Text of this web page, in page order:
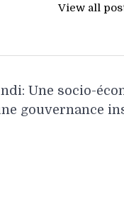
View all
Une socio-
gouvernance